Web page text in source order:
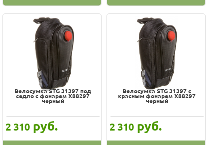
Велосумка STG 31397 под
седло с фонарем Х88297
черный
2 310 руб.
Велосумка STG 31397 с
красным фонарем Х88297
черный
2 310 руб.